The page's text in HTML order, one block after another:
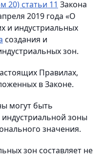
20) статьи 11 Закона
2019 года «О
и индустриальных
создания и
зон.
Правилах,
в Законе.
могут быть
зоны
значения.
зон составляет не